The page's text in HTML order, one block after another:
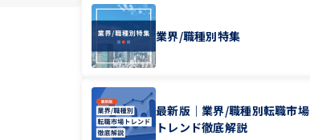
業界/職種別特集
最新版｜業界/職種別転職市場
トレンド徹底解説